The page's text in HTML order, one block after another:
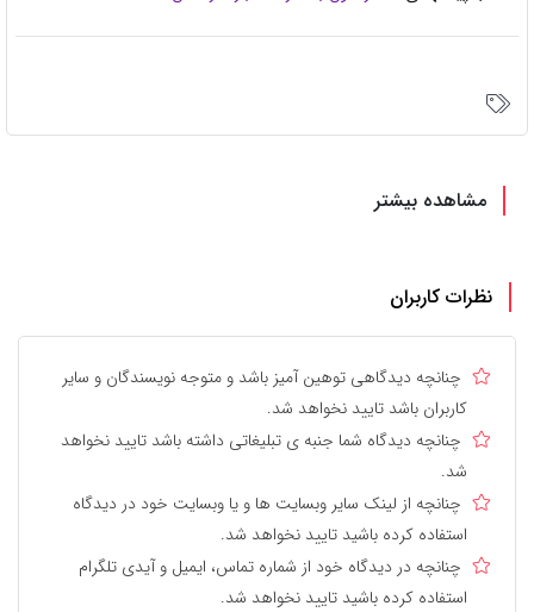
مشاهده بیشتر
نظرات کاربران
چنانچه دیدگاهی توهین آمیز باشد و متوجه نویسندگان و سایر
کاربران باشد تایید نخواهد شد.
چنانچه دیدگاه شما جنبه ی تبلیغاتی داشته باشد تایید نخواهد
شد.
چنانچه از لینک سایر وبسایت ها و یا وبسایت خود در دیدگاه
استفاده کرده باشید تایید نخواهد شد.
چنانچه در دیدگاه خود از شماره تماس، ایمیل و آیدی تلگرام
استفاده کرده باشید تایید نخواهد شد.